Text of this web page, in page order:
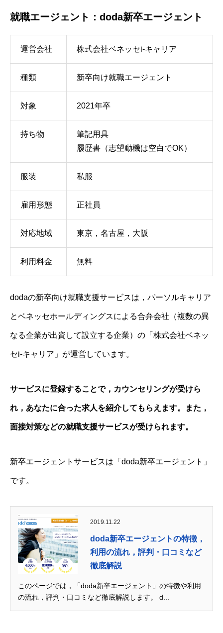
就職エージェント：doda新卒エージェント
運営会社 株式会社ベネッセi-キャリア
種類 新卒向け就職エージェント
対象 2021年卒
持ち物
筆記用具
履歴書（志望動機は空白でOK）
服装 私服
雇用形態 正社員
対応地域 東京，名古屋，大阪
利用料金 無料
dodaの新卒向け就職支援サービスは，パーソルキャリア
とベネッセホールディングスによる合弁会社（複数の異
なる企業が出資して設立する企業）の「株式会社ベネッ
セi-キャリア」が運営しています。
サービスに登録することで，カウンセリングが受けら
れ，あなたに合った求人を紹介してもらえます。また，
面接対策などの就職支援サービスが受けられます。
新卒エージェントサービスは「doda新卒エージェント」
です。
2019.11.22
doda新卒エージェントの特徴，
利用の流れ，評判・口コミなど
徹底解説
このページでは，「doda新卒エージェント」の特徴や利用
の流れ，評判・口コミなど徹底解説します。 d...